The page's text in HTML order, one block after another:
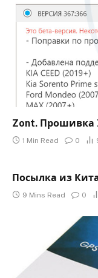
Zont. Прошивка
1 Min Read 0
Посылка из
9 Mins Read 0